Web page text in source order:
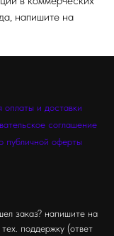
напишите на
оплаты и доставки
соглашение
публичной оферты
заказ? напишите на
тех. поддержку (ответ